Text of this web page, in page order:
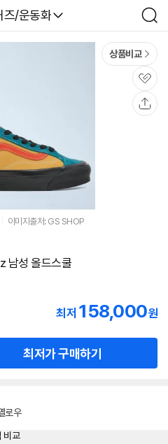
즈/운동화
검
색
상품비교
관
심
이미지출처: GS SHOP
남성 올드스쿨
최저 158,000원
최저가 구매하기
로우